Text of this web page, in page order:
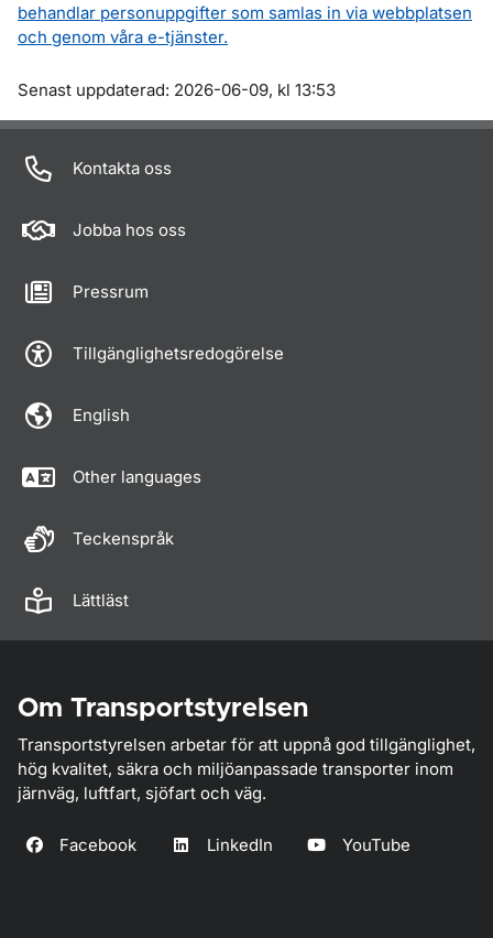
behandlar personuppgifter som samlas in via webbplatsen
och genom våra e-tjänster.
Om sidan
Senast uppdaterad: 2026-06-09, kl 13:53
Kontakta oss
Jobba hos oss
Pressrum
Tillgänglighetsredogörelse
English
Other languages
Teckenspråk
Lättläst
Om Transportstyrelsen
Transportstyrelsen arbetar för att uppnå god tillgänglighet,
hög kvalitet, säkra och miljöanpassade transporter inom
järnväg, luftfart, sjöfart och väg.
Facebook LinkedIn YouTube